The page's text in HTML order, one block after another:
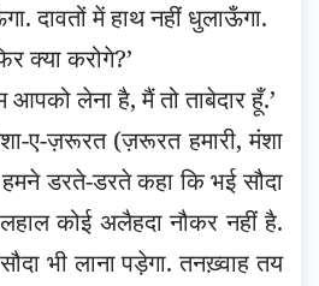
दावतों में हाथ नहीं धुलाऊँगा.
क्या करोगे?’
आपको लेना है, मैं तो ताबेदार हूँ.’
ए-ज़रूरत (ज़रूरत हमारी, मंशा
डरते-डरते कहा कि भई सौदा
कोई अलैहदा नौकर नहीं है.
भी लाना पड़ेगा. तनख़्वाह तय